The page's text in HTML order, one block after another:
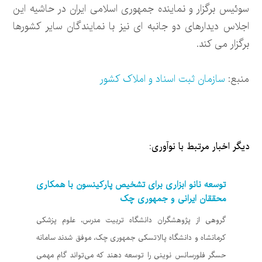
سوئیس برگزار و نماینده جمهوری اسلامی ایران در حاشیه این
اجلاس دیدارهای دو جانبه ای نیز با نمایندگان سایر کشورها
برگزار می کند.
منبع: سازمان ثبت اسناد و املاک کشور
دیگر اخبار مرتبط با نوآوری:
توسعه نانو ابزاری برای تشخیص پارکینسون با همکاری
محققان ایرانی و جمهوری چک
گروهی از پژوهشگران دانشگاه تربیت مدرس، علوم پزشکی
کرمانشاه و دانشگاه پالاتسکی جمهوری چک، موفق شدند سامانه
حسگر فلورسانس نوینی را توسعه دهند که می‌تواند گام مهمی